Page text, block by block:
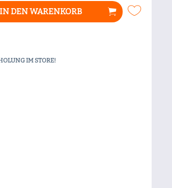
IN DENWARENKORB
IM STORE!